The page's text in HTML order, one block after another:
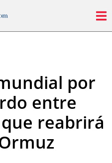
por
entre
que reabrirá